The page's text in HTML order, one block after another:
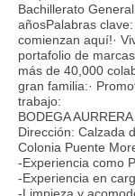
Bachillerato
añosPalabras
comienzan aquí!·
portafolio de
más de 40,000
gran familia:·
trabajo:
BODEGA
Dirección: Calzada
Colonia Puente
-Experiencia como
-Experiencia en
-Limpieza y